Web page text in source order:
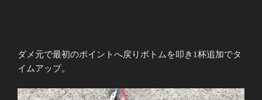
ダメ元で最初のポイントへ戻りボトムを叩き1杯追加でタ
イムアップ。